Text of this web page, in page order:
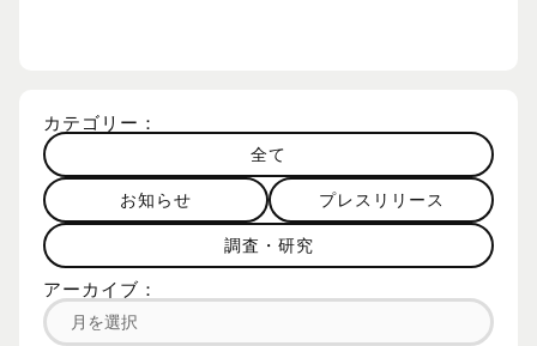
カテゴリー：
全て
お知らせ プレスリリース
調査・研究
アーカイブ：